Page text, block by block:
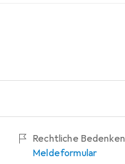
Rechtliche Bedenken
Meldeformular